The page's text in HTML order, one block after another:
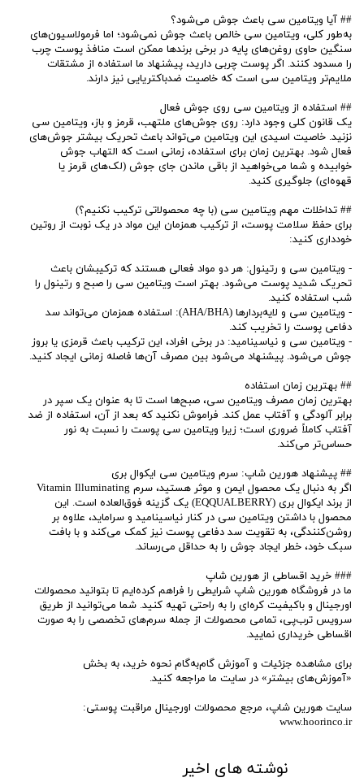
## آیا ویتامین سی باعث جوش می‌شود؟
به‌طور کلی، ویتامین سی خالص باعث جوش نمی‌شود؛ اما فرمولاسیون‌های
سنگین حاوی روغن‌های پایه در برخی برندها ممکن است منافذ پوست چرب
را مسدود کنند. اگر پوست چربی دارید، پیشنهاد ما استفاده از مشتقات
ملایم‌تر ویتامین سی است که خاصیت ضدباکتریایی نیز دارند.
## استفاده از ویتامین سی روی جوش فعال
یک قانون کلی وجود دارد: روی جوش‌های ملتهب، قرمز و باز، ویتامین سی
نزنید. خاصیت اسیدی این ویتامین می‌تواند باعث تحریک بیشتر جوش‌های
فعال شود. بهترین زمان برای استفاده، زمانی است که التهاب جوش
خوابیده و شما می‌خواهید از باقی ماندن جای جوش (لک‌های قرمز یا
قهوه‌ای) جلوگیری کنید.
## تداخلات مهم ویتامین سی (با چه محصولاتی ترکیب نکنیم؟)
برای حفظ سلامت پوست، از ترکیب همزمان این مواد در یک نوبت از روتین
خودداری کنید:
- ویتامین سی و رتینول: هر دو مواد فعالی هستند که ترکیبشان باعث
تحریک شدید پوست می‌شود. بهتر است ویتامین سی را صبح و رتینول را
شب استفاده کنید.
- ویتامین سی و لایه‌بردارها (AHA/BHA): استفاده همزمان می‌تواند سد
دفاعی پوست را تخریب کند.
- ویتامین سی و نیاسینامید: در برخی افراد، این ترکیب باعث قرمزی یا بروز
جوش می‌شود. پیشنهاد می‌شود بین مصرف آن‌ها فاصله زمانی ایجاد کنید.
## بهترین زمان استفاده
بهترین زمان مصرف ویتامین سی، صبح‌ها است تا به عنوان یک سپر در
برابر آلودگی و آفتاب عمل کند. فراموش نکنید که بعد از آن، استفاده از ضد
آفتاب کاملاً ضروری است؛ زیرا ویتامین سی پوست را نسبت به نور
حساس‌تر می‌کند.
## پیشنهاد هورین شاپ: سرم ویتامین سی ایکوال بری
اگر به دنبال یک محصول ایمن و موثر هستید، سرم Vitamin Illuminating
از برند ایکوال بری (EQQUALBERRY) یک گزینه فوق‌العاده است. این
محصول با داشتن ویتامین سی در کنار نیاسینامید و سراماید، علاوه بر
روشن‌کنندگی، به تقویت سد دفاعی پوست نیز کمک می‌کند و با بافت
سبک خود، خطر ایجاد جوش را به حداقل می‌رساند.
### خرید اقساطی از هورین شاپ
ما در فروشگاه هورین شاپ شرایطی را فراهم کرده‌ایم تا بتوانید محصولات
اورجینال و باکیفیت کره‌ای را به راحتی تهیه کنید. شما می‌توانید از طریق
سرویس ترب‌پی، تمامی محصولات از جمله سرم‌های تخصصی را به صورت
اقساطی خریداری نمایید.
برای مشاهده جزئیات و آموزش گام‌به‌گام نحوه خرید، به بخش
«آموزش‌های بیشتر» در سایت ما مراجعه کنید.
سایت هورین شاپ، مرجع محصولات اورجینال مراقبت پوستی:
www.hoorinco.ir
نوشته های اخیر